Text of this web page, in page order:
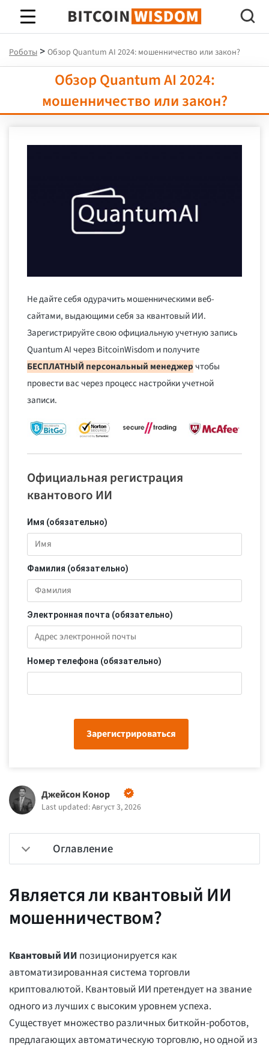
Биткойн Мудрость
Роботы > Обзор Quantum AI 2024: мошенничество или закон?
Обзор Quantum AI 2024:
мошенничество или закон?
Не дайте себя одурачить мошенническими веб-
сайтами, выдающими себя за квантовый ИИ.
Зарегистрируйте свою официальную учетную запись
Quantum AI через BitcoinWisdom и получите
БЕСПЛАТНЫЙ персональный менеджерчтобы
провести вас через процесс настройки учетной
записи.
Официальная регистрация
квантового ИИ
Имя (обязательно)
Фамилия (обязательно)
Электронная почта (обязательно)
Номер телефона (обязательно)
Зарегистрироваться
Джейсон Конор
Last updated: Август 3, 2026
Оглавление
Является ли квантовый ИИ
мошенничеством?
Квантовый ИИ позиционируется как
автоматизированная система торговли
криптовалютой. Квантовый ИИ претендует на звание
одного из лучших с высоким уровнем успеха.
Существует множество различных биткойн-роботов,
предлагающих автоматическую торговлю, но одной из